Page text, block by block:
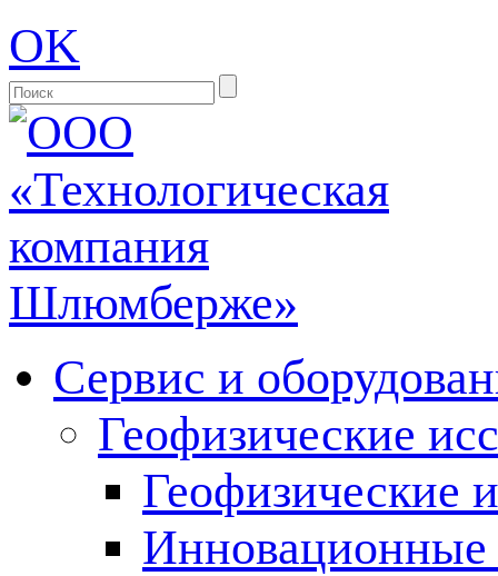
OK
Сервис и
Геофизические
Геофизические
Инновационные